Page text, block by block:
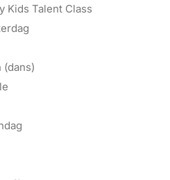
Kids Talent Class
(dans)